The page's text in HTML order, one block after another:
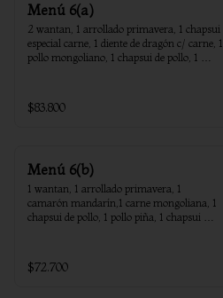
Menú 6(a)
2 wantan, 1 arrollado primavera, 1 chapsui
especial carne, 1 diente de dragón c/ carne, 1
pollo mongoliano, 1 chapsui de pollo, 1
$83.800
Menú 6(b)
1 wantan, 1 arrollado primavera, 1
camarón mandarín,1 carne mongoliana, 1
chapsui de pollo, 1 pollo piña, 1 chapsui
$72.700